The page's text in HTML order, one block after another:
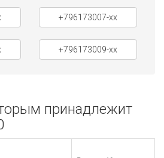
+796173007-xx
+796173009-xx
принадлежит